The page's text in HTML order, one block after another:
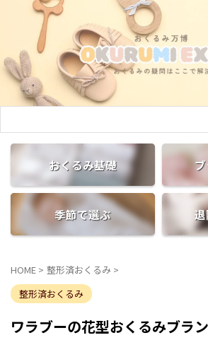
おくるみ基礎
季節で選ぶ
HOME > 整形済おくるみ >
整形済おくるみ
ワラブーの花型おくるみブラ